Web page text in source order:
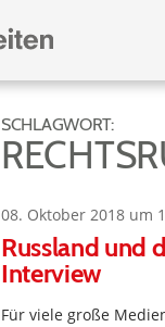
SCHLAGWORT:
08. Oktober 2018 um
Russland und
Interview
Für viele große